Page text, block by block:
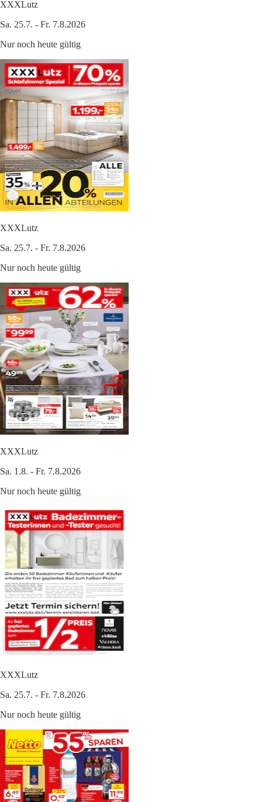
XXXLutz
Sa. 25.7. - Fr. 7.8.2026
Nur noch heute gültig
XXXLutz
Sa. 25.7. - Fr. 7.8.2026
Nur noch heute gültig
XXXLutz
Sa. 1.8. - Fr. 7.8.2026
Nur noch heute gültig
XXXLutz
Sa. 25.7. - Fr. 7.8.2026
Nur noch heute gültig